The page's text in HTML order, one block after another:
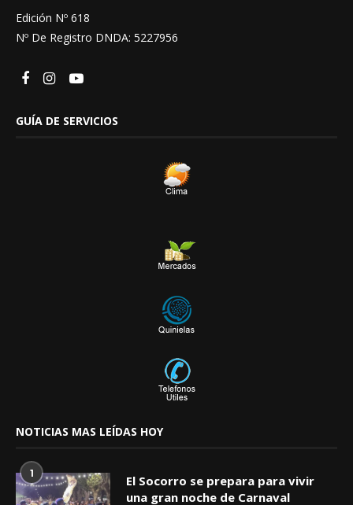
Edición Nº 618
Nº De Registro DNDA: 5227956
GUÍA DE SERVICIOS
NOTICIAS MAS LEÍDAS HOY
1
El Socorro se prepara para vivir
una gran noche de Carnaval